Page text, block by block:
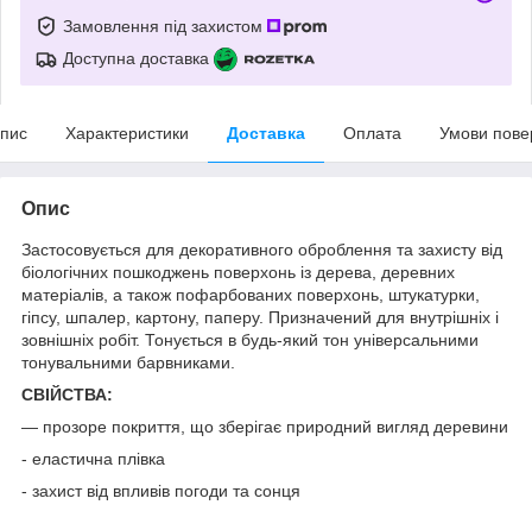
Замовлення під захистом
Доступна доставка
Характеристики Доставка Оплата Умови
Опис
Застосовується для декоративного оброблення та захисту від
біологічних пошкоджень поверхонь із дерева, деревних
матеріалів, а також пофарбованих поверхонь, штукатурки,
гіпсу, шпалер, картону, паперу. Призначений для внутрішніх і
зовнішніх робіт. Тонується в будь-який тон універсальними
тонувальними барвниками.
СВІЙСТВА:
— прозоре покриття, що зберігає природний вигляд деревини
- еластична плівка
- захист від впливів погоди та сонця